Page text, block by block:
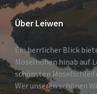
Über Leiwen
Ein herrlicher Blick
Moselhöhen hinab auf
schönsten
Wer unseren schönen